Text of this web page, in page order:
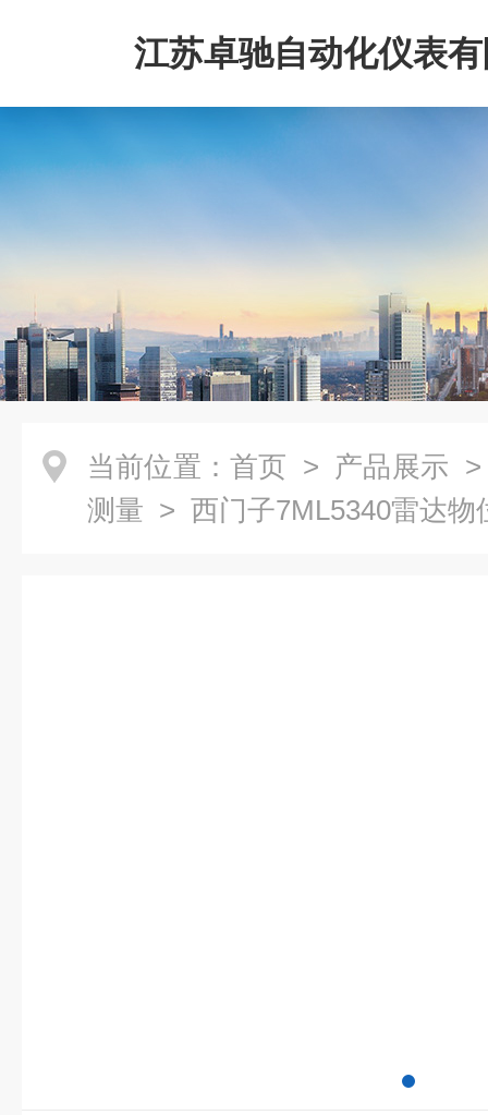
江苏卓驰自动化仪表
当前位置： 首页 > 产品展示
测量 > 西门子7ML5340雷达物